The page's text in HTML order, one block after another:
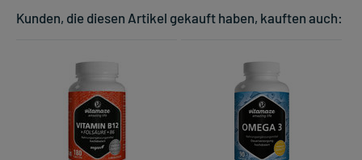
Zweifelsfall wenden Sie sich an Ihren Arzt.
Generell gilt: Achten Sie vor allem bei Säuglingen, Kleinkindern und
älteren Menschen auf eine gewissenhafte Dosierung. Im
Zweifelsfalle fragen Sie Ihren Arzt oder Apotheker nach etwaigen
Auswirkungen oder Vorsichtsmaßnahmen.
Kunden, die diesen Artikel gekauft haben, kauften auch: